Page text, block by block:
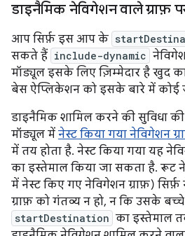
डाइनैमिक नेविगेशन वाले ग्राफ़
आप सिर्फ़ इस आप के
सकते हैं include-dynamic
मॉड्यूल इसके लिए ज़िम्मेदार है खुद
बेस ऐप्लिकेशन को इसके बारे में कोई
डाइनैमिक शामिल करने की सुविधा
मॉड्यूल में नेस्ट किया गया नेविगेशन
में तय होता है. नेस्ट किया गया यह
का इस्तेमाल किया जा सकता है. रूट
में नेस्ट किए गए नेविगेशन ग्राफ़)
ग्राफ़ को गंतव्य न हो, न कि उसके
startDestination का इस्तेमाल